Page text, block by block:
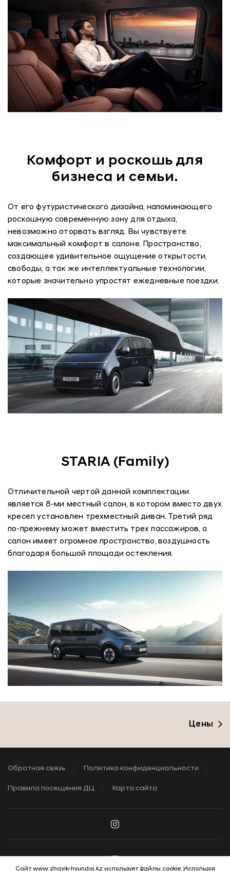
Комфорт и роскошь для
бизнеса и семьи.
От его футуристического дизайна, напоминающего
роскошную современную зону для отдыха,
невозможно оторвать взгляд. Вы чувствуете
максимальный комфорт в салоне. Пространство,
создающее удивительное ощущение открытости,
свободы, а так же интеллектуальные технологии,
которые значительно упростят ежедневные поездки.
STARIA (Family)
Отличительной чертой данной комплектации
является 8-ми местный салон, в котором вместо двух
кресел установлен трехместный диван. Третий ряд
по-прежнему может вместить трех пассажиров, а
салон имеет огромное пространство, воздушность
благодаря большой площади остекления.
Цены
Обратная связь Политика конфиденциальности
Правила посещения ДЦ Карта сайта
Сайт www.zhayik-hyundai.kz использует файлы cookie. Используя